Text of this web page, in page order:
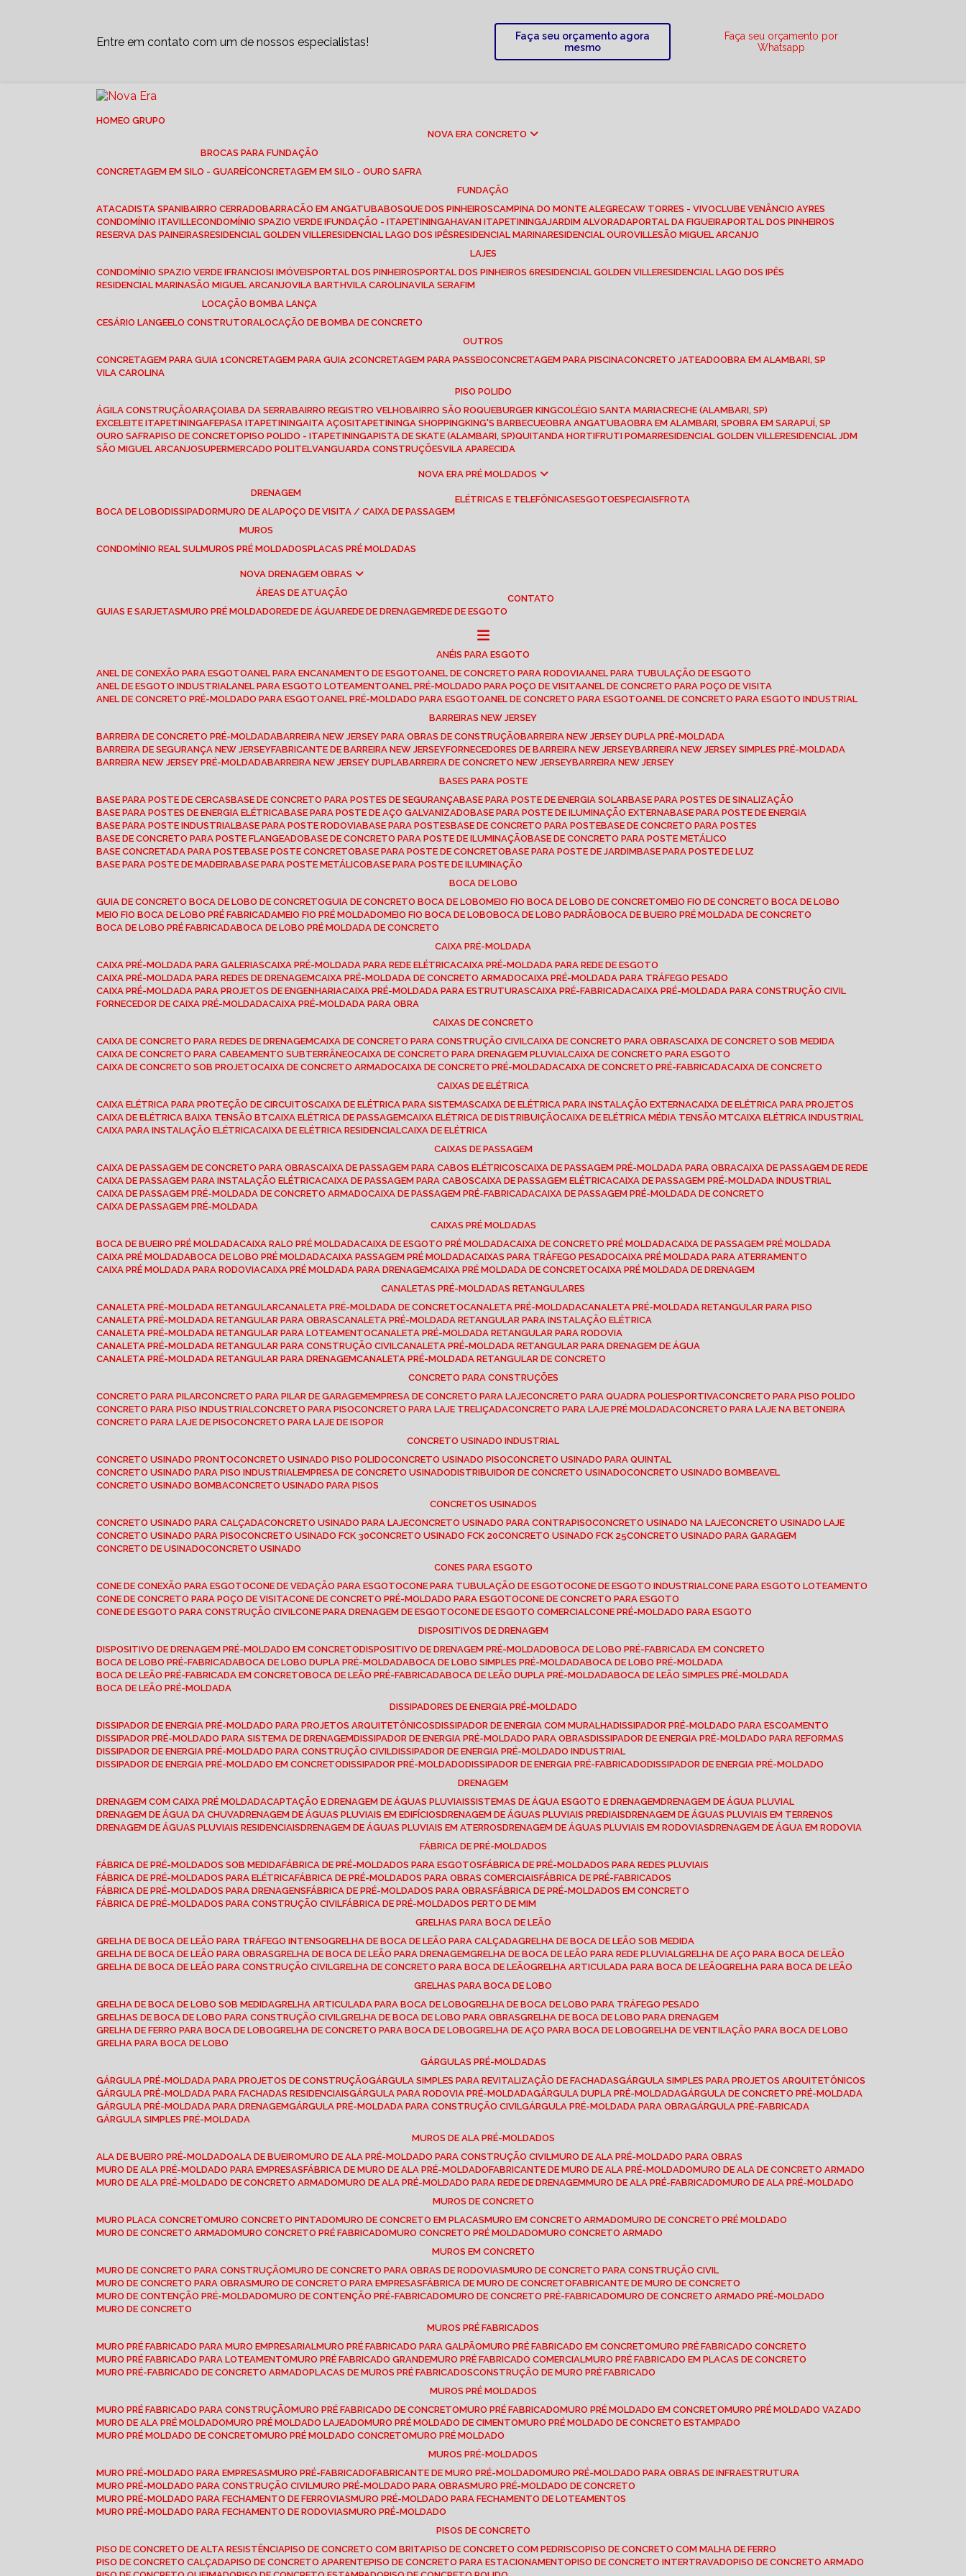
Entre em contato com um de nossos especialistas!
Faça seu orçamento agora
mesmo
Faça seu orçamento por
Whatsapp
HOME
O GRUPO
NOVA ERA CONCRETO
BROCAS PARA FUNDAÇÃO
CONCRETAGEM EM SILO - GUAREÍ CONCRETAGEM EM SILO - OURO SAFRA
FUNDAÇÃO
ATACADISTA SPANI BAIRRO CERRADO BARRACÃO EM ANGATUBA BOSQUE DOS PINHEIROS CAMPINA DO MONTE ALEGRE CAW TORRES - VIVO CLUBE VENÂNCIO AYRES
CONDOMÍNIO ITAVILLE CONDOMÍNIO SPAZIO VERDE I FUNDAÇÃO - ITAPETININGA HAVAN ITAPETININGA JARDIM ALVORADA PORTAL DA FIGUEIRA PORTAL DOS PINHEIROS
RESERVA DAS PAINEIRAS RESIDENCIAL GOLDEN VILLE RESIDENCIAL LAGO DOS IPÊS RESIDENCIAL MARINA RESIDENCIAL OUROVILLE SÃO MIGUEL ARCANJO
LAJES
CONDOMÍNIO SPAZIO VERDE I FRANCIOSI IMÓVEIS PORTAL DOS PINHEIROS PORTAL DOS PINHEIROS 6 RESIDENCIAL GOLDEN VILLE RESIDENCIAL LAGO DOS IPÊS
RESIDENCIAL MARINA SÃO MIGUEL ARCANJO VILA BARTH VILA CAROLINA VILA SERAFIM
LOCAÇÃO BOMBA LANÇA
CESÁRIO LANGE ELO CONSTRUTORA LOCAÇÃO DE BOMBA DE CONCRETO
OUTROS
CONCRETAGEM PARA GUIA 1 CONCRETAGEM PARA GUIA 2 CONCRETAGEM PARA PASSEIO CONCRETAGEM PARA PISCINA CONCRETO JATEADO
OBRA EM ALAMBARI, SP
VILA CAROLINA
PISO POLIDO
ÁGILA CONSTRUÇÃO ARAÇOIABA DA SERRA BAIRRO REGISTRO VELHO BAIRRO SÃO ROQUE BURGER KING COLÉGIO SANTA MARIA CRECHE (ALAMBARI, SP)
EXCELEITE ITAPETININGA FEPASA ITAPETININGA ITA AÇOS ITAPETININGA SHOPPING KING'S BARBECUE OBRA ANGATUBA OBRA EM ALAMBARI, SP
OBRA EM SARAPUÍ, SP
OURO SAFRA PISO DE CONCRETO PISO POLIDO - ITAPETININGA PISTA DE SKATE (ALAMBARI, SP) QUITANDA HORTIFRUTI POMAR RESIDENCIAL GOLDEN VILLE RESIDENCIAL JDM
SÃO MIGUEL ARCANJO SUPERMERCADO POLITEL VANGUARDA CONSTRUÇÕES VILA APARECIDA
NOVA ERA PRÉ MOLDADOS
DRENAGEM
BOCA DE LOBO DISSIPADOR MURO DE ALA POÇO DE VISITA / CAIXA DE PASSAGEM
ELÉTRICAS E TELEFÔNICAS ESGOTO ESPECIAIS FROTA
MUROS
CONDOMÍNIO REAL SUL
MUROS PRÉ MOLDADOS PLACAS PRÉ MOLDADAS
NOVA DRENAGEM OBRAS
ÁREAS DE ATUAÇÃO
GUIAS E SARJETAS
MURO PRÉ MOLDADO REDE DE ÁGUA REDE DE DRENAGEM REDE DE ESGOTO
CONTATO
ANÉIS PARA ESGOTO
ANEL DE CONEXÃO PARA ESGOTO ANEL PARA ENCANAMENTO DE ESGOTO ANEL DE CONCRETO PARA RODOVIA ANEL PARA TUBULAÇÃO DE ESGOTO
ANEL DE ESGOTO INDUSTRIAL ANEL PARA ESGOTO LOTEAMENTO ANEL PRÉ-MOLDADO PARA POÇO DE VISITA ANEL DE CONCRETO PARA POÇO DE VISITA
ANEL DE CONCRETO PRÉ-MOLDADO PARA ESGOTO ANEL PRÉ-MOLDADO PARA ESGOTO ANEL DE CONCRETO PARA ESGOTO ANEL DE CONCRETO PARA ESGOTO INDUSTRIAL
BARREIRAS NEW JERSEY
BARREIRA DE CONCRETO PRÉ-MOLDADA BARREIRA NEW JERSEY PARA OBRAS DE CONSTRUÇÃO BARREIRA NEW JERSEY DUPLA PRÉ-MOLDADA
BARREIRA DE SEGURANÇA NEW JERSEY FABRICANTE DE BARREIRA NEW JERSEY FORNECEDORES DE BARREIRA NEW JERSEY BARREIRA NEW JERSEY SIMPLES PRÉ-MOLDADA
BARREIRA NEW JERSEY PRÉ-MOLDADA BARREIRA NEW JERSEY DUPLA BARREIRA DE CONCRETO NEW JERSEY BARREIRA NEW JERSEY
BASES PARA POSTE
BASE PARA POSTE DE CERCAS BASE DE CONCRETO PARA POSTES DE SEGURANÇA BASE PARA POSTE DE ENERGIA SOLAR BASE PARA POSTES DE SINALIZAÇÃO
BASE PARA POSTES DE ENERGIA ELÉTRICA BASE PARA POSTE DE AÇO GALVANIZADO BASE PARA POSTE DE ILUMINAÇÃO EXTERNA BASE PARA POSTE DE ENERGIA
BASE PARA POSTE INDUSTRIAL BASE PARA POSTE RODOVIA BASE PARA POSTES BASE DE CONCRETO PARA POSTE BASE DE CONCRETO PARA POSTES
BASE DE CONCRETO PARA POSTE FLANGEADO BASE DE CONCRETO PARA POSTE DE ILUMINAÇÃO BASE DE CONCRETO PARA POSTE METÁLICO
BASE CONCRETADA PARA POSTE BASE POSTE CONCRETO BASE PARA POSTE DE CONCRETO BASE PARA POSTE DE JARDIM BASE PARA POSTE DE LUZ
BASE PARA POSTE DE MADEIRA BASE PARA POSTE METÁLICO BASE PARA POSTE DE ILUMINAÇÃO
BOCA DE LOBO
GUIA DE CONCRETO BOCA DE LOBO DE CONCRETO
GUIA DE CONCRETO BOCA DE LOBO MEIO FIO BOCA DE LOBO DE CONCRETO
MEIO FIO DE CONCRETO BOCA DE LOBO
MEIO FIO BOCA DE LOBO PRÉ FABRICADA
MEIO FIO PRÉ MOLDADO MEIO FIO BOCA DE LOBO BOCA DE LOBO PADRÃO BOCA DE BUEIRO PRÉ MOLDADA DE CONCRETO
BOCA DE LOBO PRÉ FABRICADA BOCA DE LOBO PRÉ MOLDADA DE CONCRETO
CAIXA PRÉ-MOLDADA
CAIXA PRÉ-MOLDADA PARA GALERIAS CAIXA PRÉ-MOLDADA PARA REDE ELÉTRICA CAIXA PRÉ-MOLDADA PARA REDE DE ESGOTO
CAIXA PRÉ-MOLDADA PARA REDES DE DRENAGEM CAIXA PRÉ-MOLDADA DE CONCRETO ARMADO CAIXA PRÉ-MOLDADA PARA TRÁFEGO PESADO
CAIXA PRÉ-MOLDADA PARA PROJETOS DE ENGENHARIA CAIXA PRÉ-MOLDADA PARA ESTRUTURAS CAIXA PRÉ-FABRICADA CAIXA PRÉ-MOLDADA PARA CONSTRUÇÃO CIVIL
FORNECEDOR DE CAIXA PRÉ-MOLDADA CAIXA PRÉ-MOLDADA PARA OBRA
CAIXAS DE CONCRETO
CAIXA DE CONCRETO PARA REDES DE DRENAGEM CAIXA DE CONCRETO PARA CONSTRUÇÃO CIVIL CAIXA DE CONCRETO PARA OBRAS CAIXA DE CONCRETO SOB MEDIDA
CAIXA DE CONCRETO PARA CABEAMENTO SUBTERRÂNEO CAIXA DE CONCRETO PARA DRENAGEM PLUVIAL CAIXA DE CONCRETO PARA ESGOTO
CAIXA DE CONCRETO SOB PROJETO CAIXA DE CONCRETO ARMADO CAIXA DE CONCRETO PRÉ-MOLDADA CAIXA DE CONCRETO PRÉ-FABRICADA CAIXA DE CONCRETO
CAIXAS DE ELÉTRICA
CAIXA ELÉTRICA PARA PROTEÇÃO DE CIRCUITOS CAIXA DE ELÉTRICA PARA SISTEMAS CAIXA DE ELÉTRICA PARA INSTALAÇÃO EXTERNA CAIXA DE ELÉTRICA PARA PROJETOS
CAIXA DE ELÉTRICA BAIXA TENSÃO BT CAIXA ELÉTRICA DE PASSAGEM CAIXA ELÉTRICA DE DISTRIBUIÇÃO CAIXA DE ELÉTRICA MÉDIA TENSÃO MT CAIXA ELÉTRICA INDUSTRIAL
CAIXA PARA INSTALAÇÃO ELÉTRICA CAIXA DE ELÉTRICA RESIDENCIAL CAIXA DE ELÉTRICA
CAIXAS DE PASSAGEM
CAIXA DE PASSAGEM DE CONCRETO PARA OBRAS CAIXA DE PASSAGEM PARA CABOS ELÉTRICOS CAIXA DE PASSAGEM PRÉ-MOLDADA PARA OBRA CAIXA DE PASSAGEM DE REDE
CAIXA DE PASSAGEM PARA INSTALAÇÃO ELÉTRICA CAIXA DE PASSAGEM PARA CABOS CAIXA DE PASSAGEM ELÉTRICA CAIXA DE PASSAGEM PRÉ-MOLDADA INDUSTRIAL
CAIXA DE PASSAGEM PRÉ-MOLDADA DE CONCRETO ARMADO CAIXA DE PASSAGEM PRÉ-FABRICADA CAIXA DE PASSAGEM PRÉ-MOLDADA DE CONCRETO
CAIXA DE PASSAGEM PRÉ-MOLDADA
CAIXAS PRÉ MOLDADAS
BOCA DE BUEIRO PRÉ MOLDADA CAIXA RALO PRÉ MOLDADA CAIXA DE ESGOTO PRÉ MOLDADA CAIXA DE CONCRETO PRÉ MOLDADA CAIXA DE PASSAGEM PRÉ MOLDADA
CAIXA PRÉ MOLDADA BOCA DE LOBO PRÉ MOLDADA CAIXA PASSAGEM PRÉ MOLDADA CAIXAS PARA TRÁFEGO PESADO CAIXA PRÉ MOLDADA PARA ATERRAMENTO
CAIXA PRÉ MOLDADA PARA RODOVIA CAIXA PRÉ MOLDADA PARA DRENAGEM CAIXA PRÉ MOLDADA DE CONCRETO CAIXA PRÉ MOLDADA DE DRENAGEM
CANALETAS PRÉ-MOLDADAS RETANGULARES
CANALETA PRÉ-MOLDADA RETANGULAR CANALETA PRÉ-MOLDADA DE CONCRETO CANALETA PRÉ-MOLDADA CANALETA PRÉ-MOLDADA RETANGULAR PARA PISO
CANALETA PRÉ-MOLDADA RETANGULAR PARA OBRAS CANALETA PRÉ-MOLDADA RETANGULAR PARA INSTALAÇÃO ELÉTRICA
CANALETA PRÉ-MOLDADA RETANGULAR PARA LOTEAMENTO CANALETA PRÉ-MOLDADA RETANGULAR PARA RODOVIA
CANALETA PRÉ-MOLDADA RETANGULAR PARA CONSTRUÇÃO CIVIL CANALETA PRÉ-MOLDADA RETANGULAR PARA DRENAGEM DE ÁGUA
CANALETA PRÉ-MOLDADA RETANGULAR PARA DRENAGEM CANALETA PRÉ-MOLDADA RETANGULAR DE CONCRETO
CONCRETO PARA CONSTRUÇÕES
CONCRETO PARA PILAR CONCRETO PARA PILAR DE GARAGEM EMPRESA DE CONCRETO PARA LAJE CONCRETO PARA QUADRA POLIESPORTIVA CONCRETO PARA PISO POLIDO
CONCRETO PARA PISO INDUSTRIAL CONCRETO PARA PISO CONCRETO PARA LAJE TRELIÇADA CONCRETO PARA LAJE PRÉ MOLDADA CONCRETO PARA LAJE NA BETONEIRA
CONCRETO PARA LAJE DE PISO CONCRETO PARA LAJE DE ISOPOR
CONCRETO USINADO INDUSTRIAL
CONCRETO USINADO PRONTO CONCRETO USINADO PISO POLIDO CONCRETO USINADO PISO CONCRETO USINADO PARA QUINTAL
CONCRETO USINADO PARA PISO INDUSTRIAL EMPRESA DE CONCRETO USINADO DISTRIBUIDOR DE CONCRETO USINADO CONCRETO USINADO BOMBEAVEL
CONCRETO USINADO BOMBA CONCRETO USINADO PARA PISOS
CONCRETOS USINADOS
CONCRETO USINADO PARA CALÇADA CONCRETO USINADO PARA LAJE CONCRETO USINADO PARA CONTRAPISO CONCRETO USINADO NA LAJE CONCRETO USINADO LAJE
CONCRETO USINADO PARA PISO CONCRETO USINADO FCK 30 CONCRETO USINADO FCK 20 CONCRETO USINADO FCK 25 CONCRETO USINADO PARA GARAGEM
CONCRETO DE USINADO CONCRETO USINADO
CONES PARA ESGOTO
CONE DE CONEXÃO PARA ESGOTO CONE DE VEDAÇÃO PARA ESGOTO CONE PARA TUBULAÇÃO DE ESGOTO CONE DE ESGOTO INDUSTRIAL CONE PARA ESGOTO LOTEAMENTO
CONE DE CONCRETO PARA POÇO DE VISITA CONE DE CONCRETO PRÉ-MOLDADO PARA ESGOTO CONE DE CONCRETO PARA ESGOTO
CONE DE ESGOTO PARA CONSTRUÇÃO CIVIL CONE PARA DRENAGEM DE ESGOTO CONE DE ESGOTO COMERCIAL CONE PRÉ-MOLDADO PARA ESGOTO
DISPOSITIVOS DE DRENAGEM
DISPOSITIVO DE DRENAGEM PRÉ-MOLDADO EM CONCRETO DISPOSITIVO DE DRENAGEM PRÉ-MOLDADO BOCA DE LOBO PRÉ-FABRICADA EM CONCRETO
BOCA DE LOBO PRÉ-FABRICADA BOCA DE LOBO DUPLA PRÉ-MOLDADA BOCA DE LOBO SIMPLES PRÉ-MOLDADA BOCA DE LOBO PRÉ-MOLDADA
BOCA DE LEÃO PRÉ-FABRICADA EM CONCRETO BOCA DE LEÃO PRÉ-FABRICADA BOCA DE LEÃO DUPLA PRÉ-MOLDADA BOCA DE LEÃO SIMPLES PRÉ-MOLDADA
BOCA DE LEÃO PRÉ-MOLDADA
DISSIPADORES DE ENERGIA PRÉ-MOLDADO
DISSIPADOR DE ENERGIA PRÉ-MOLDADO PARA PROJETOS ARQUITETÔNICOS DISSIPADOR DE ENERGIA COM MURALHA DISSIPADOR PRÉ-MOLDADO PARA ESCOAMENTO
DISSIPADOR PRÉ-MOLDADO PARA SISTEMA DE DRENAGEM DISSIPADOR DE ENERGIA PRÉ-MOLDADO PARA OBRAS DISSIPADOR DE ENERGIA PRÉ-MOLDADO PARA REFORMAS
DISSIPADOR DE ENERGIA PRÉ-MOLDADO PARA CONSTRUÇÃO CIVIL DISSIPADOR DE ENERGIA PRÉ-MOLDADO INDUSTRIAL
DISSIPADOR DE ENERGIA PRÉ-MOLDADO EM CONCRETO DISSIPADOR PRÉ-MOLDADO DISSIPADOR DE ENERGIA PRÉ-FABRICADO DISSIPADOR DE ENERGIA PRÉ-MOLDADO
DRENAGEM
DRENAGEM COM CAIXA PRÉ MOLDADA CAPTAÇÃO E DRENAGEM DE ÁGUAS PLUVIAIS SISTEMAS DE ÁGUA ESGOTO E DRENAGEM DRENAGEM DE ÁGUA PLUVIAL
DRENAGEM DE ÁGUA DA CHUVA DRENAGEM DE ÁGUAS PLUVIAIS EM EDIFÍCIOS DRENAGEM DE ÁGUAS PLUVIAIS PREDIAIS DRENAGEM DE ÁGUAS PLUVIAIS EM TERRENOS
DRENAGEM DE ÁGUAS PLUVIAIS RESIDENCIAIS DRENAGEM DE ÁGUAS PLUVIAIS EM ATERROS DRENAGEM DE ÁGUAS PLUVIAIS EM RODOVIAS DRENAGEM DE ÁGUA EM RODOVIA
FÁBRICA DE PRÉ-MOLDADOS
FÁBRICA DE PRÉ-MOLDADOS SOB MEDIDA FÁBRICA DE PRÉ-MOLDADOS PARA ESGOTOS FÁBRICA DE PRÉ-MOLDADOS PARA REDES PLUVIAIS
FÁBRICA DE PRÉ-MOLDADOS PARA ELÉTRICA FÁBRICA DE PRÉ-MOLDADOS PARA OBRAS COMERCIAIS FÁBRICA DE PRÉ-FABRICADOS
FÁBRICA DE PRÉ-MOLDADOS PARA DRENAGENS FÁBRICA DE PRÉ-MOLDADOS PARA OBRAS FÁBRICA DE PRÉ-MOLDADOS EM CONCRETO
FÁBRICA DE PRÉ-MOLDADOS PARA CONSTRUÇÃO CIVIL FÁBRICA DE PRÉ-MOLDADOS PERTO DE MIM
GRELHAS PARA BOCA DE LEÃO
GRELHA DE BOCA DE LEÃO PARA TRÁFEGO INTENSO
GRELHA DE BOCA DE LEÃO PARA CALÇADA
GRELHA DE BOCA DE LEÃO SOB MEDIDA
GRELHA DE BOCA DE LEÃO PARA OBRAS
GRELHA DE BOCA DE LEÃO PARA DRENAGEM GRELHA DE BOCA DE LEÃO PARA REDE PLUVIAL
GRELHA DE AÇO PARA BOCA DE LEÃO
GRELHA DE BOCA DE LEÃO PARA CONSTRUÇÃO CIVIL
GRELHA DE CONCRETO PARA BOCA DE LEÃO GRELHA ARTICULADA PARA BOCA DE LEÃO
GRELHA PARA BOCA DE LEÃO
GRELHAS PARA BOCA DE LOBO
GRELHA DE BOCA DE LOBO SOB MEDIDA
GRELHA ARTICULADA PARA BOCA DE LOBO
GRELHA DE BOCA DE LOBO PARA TRÁFEGO PESADO
GRELHAS DE BOCA DE LOBO PARA CONSTRUÇÃO CIVIL
GRELHA DE BOCA DE LOBO PARA OBRAS
GRELHA DE BOCA DE LOBO PARA DRENAGEM
GRELHA DE FERRO PARA BOCA DE LOBO
GRELHA DE CONCRETO PARA BOCA DE LOBO GRELHA DE AÇO PARA BOCA DE LOBO
GRELHA DE VENTILAÇÃO PARA BOCA DE LOBO
GRELHA PARA BOCA DE LOBO
GÁRGULAS PRÉ-MOLDADAS
GÁRGULA PRÉ-MOLDADA PARA PROJETOS DE CONSTRUÇÃO
GÁRGULA SIMPLES PARA REVITALIZAÇÃO DE FACHADAS
GÁRGULA SIMPLES PARA PROJETOS ARQUITETÔNICOS
GÁRGULA PRÉ-MOLDADA PARA FACHADAS RESIDENCIAIS
GÁRGULA PARA RODOVIA PRÉ-MOLDADA GÁRGULA DUPLA PRÉ-MOLDADA
GÁRGULA DE CONCRETO PRÉ-MOLDADA
GÁRGULA PRÉ-MOLDADA PARA DRENAGEM
GÁRGULA PRÉ-MOLDADA PARA CONSTRUÇÃO CIVIL GÁRGULA PRÉ-MOLDADA PARA OBRA
GÁRGULA PRÉ-FABRICADA
GÁRGULA SIMPLES PRÉ-MOLDADA
MUROS DE ALA PRÉ-MOLDADOS
ALA DE BUEIRO PRÉ-MOLDADO ALA DE BUEIRO MURO DE ALA PRÉ-MOLDADO PARA CONSTRUÇÃO CIVIL
MURO DE ALA PRÉ-MOLDADO PARA OBRAS
MURO DE ALA PRÉ-MOLDADO PARA EMPRESAS FÁBRICA DE MURO DE ALA PRÉ-MOLDADO FABRICANTE DE MURO DE ALA PRÉ-MOLDADO
MURO DE ALA DE CONCRETO ARMADO
MURO DE ALA PRÉ-MOLDADO DE CONCRETO ARMADO
MURO DE ALA PRÉ-MOLDADO PARA REDE DE DRENAGEM MURO DE ALA PRÉ-FABRICADO
MURO DE ALA PRÉ-MOLDADO
MUROS DE CONCRETO
MURO PLACA CONCRETO
MURO CONCRETO PINTADO MURO DE CONCRETO EM PLACAS MURO EM CONCRETO ARMADO
MURO DE CONCRETO PRÉ MOLDADO
MURO DE CONCRETO ARMADO
MURO CONCRETO PRÉ FABRICADO MURO CONCRETO PRÉ MOLDADO
MURO CONCRETO ARMADO
MUROS EM CONCRETO
MURO DE CONCRETO PARA CONSTRUÇÃO
MURO DE CONCRETO PARA OBRAS DE RODOVIAS
MURO DE CONCRETO PARA CONSTRUÇÃO CIVIL
MURO DE CONCRETO PARA OBRAS
MURO DE CONCRETO PARA EMPRESAS FÁBRICA DE MURO DE CONCRETO FABRICANTE DE MURO DE CONCRETO
MURO DE CONTENÇÃO PRÉ-MOLDADO
MURO DE CONTENÇÃO PRÉ-FABRICADO MURO DE CONCRETO PRÉ-FABRICADO
MURO DE CONCRETO ARMADO PRÉ-MOLDADO
MURO DE CONCRETO
MUROS PRÉ FABRICADOS
MURO PRÉ FABRICADO PARA MURO EMPRESARIAL
MURO PRÉ FABRICADO PARA GALPÃO MURO PRÉ FABRICADO EM CONCRETO
MURO PRÉ FABRICADO CONCRETO
MURO PRÉ FABRICADO PARA LOTEAMENTO
MURO PRÉ FABRICADO GRANDE MURO PRÉ FABRICADO COMERCIAL
MURO PRÉ FABRICADO EM PLACAS DE CONCRETO
MURO PRÉ-FABRICADO DE CONCRETO ARMADO PLACAS DE MUROS PRÉ FABRICADOS CONSTRUÇÃO DE MURO PRÉ FABRICADO
MUROS PRÉ MOLDADOS
MURO PRÉ FABRICADO PARA CONSTRUÇÃO
MURO PRÉ FABRICADO DE CONCRETO MURO PRÉ FABRICADO MURO PRÉ MOLDADO EM CONCRETO
MURO PRÉ MOLDADO VAZADO
MURO DE ALA PRÉ MOLDADO
MURO PRÉ MOLDADO LAJEADO MURO PRÉ MOLDADO DE CIMENTO
MURO PRÉ MOLDADO DE CONCRETO ESTAMPADO
MURO PRÉ MOLDADO DE CONCRETO
MURO PRÉ MOLDADO CONCRETO
MURO PRÉ MOLDADO
MUROS PRÉ-MOLDADOS
MURO PRÉ-MOLDADO PARA EMPRESAS
MURO PRÉ-FABRICADO FABRICANTE DE MURO PRÉ-MOLDADO
MURO PRÉ-MOLDADO PARA OBRAS DE INFRAESTRUTURA
MURO PRÉ-MOLDADO PARA CONSTRUÇÃO CIVIL
MURO PRÉ-MOLDADO PARA OBRAS
MURO PRÉ-MOLDADO DE CONCRETO
MURO PRÉ-MOLDADO PARA FECHAMENTO DE FERROVIAS
MURO PRÉ-MOLDADO PARA FECHAMENTO DE LOTEAMENTOS
MURO PRÉ-MOLDADO PARA FECHAMENTO DE RODOVIAS
MURO PRÉ-MOLDADO
PISOS DE CONCRETO
PISO DE CONCRETO DE ALTA RESISTÊNCIA PISO DE CONCRETO COM BRITA PISO DE CONCRETO COM PEDRISCO PISO DE CONCRETO COM MALHA DE FERRO
PISO DE CONCRETO CALÇADA PISO DE CONCRETO APARENTE PISO DE CONCRETO PARA ESTACIONAMENTO PISO DE CONCRETO INTERTRAVADO PISO DE CONCRETO ARMADO